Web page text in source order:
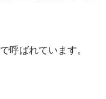
呼ばれています。